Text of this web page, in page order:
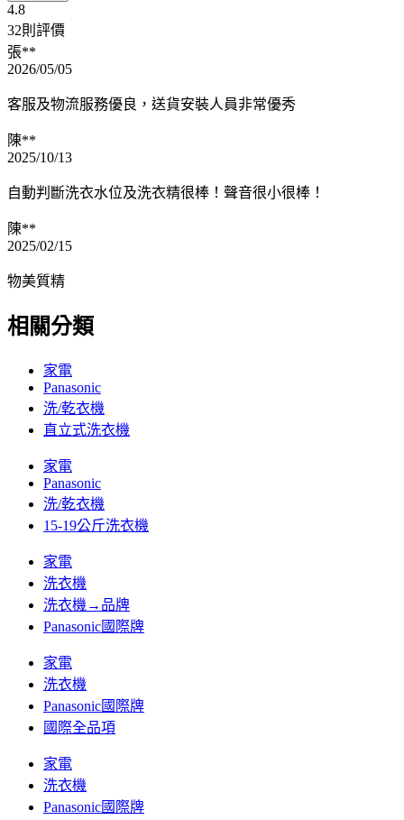
4.8
32則評價
張**
2026/05/05
客服及物流服務優良，送貨安裝人員非常優秀
陳**
2025/10/13
自動判斷洗衣水位及洗衣精很棒！聲音很小很棒！
陳**
2025/02/15
物美質精
相關分類
家電
Panasonic
洗/乾衣機
直立式洗衣機
家電
Panasonic
洗/乾衣機
15-19公斤洗衣機
家電
洗衣機
洗衣機→品牌
Panasonic國際牌
家電
洗衣機
Panasonic國際牌
國際全品項
家電
洗衣機
Panasonic國際牌